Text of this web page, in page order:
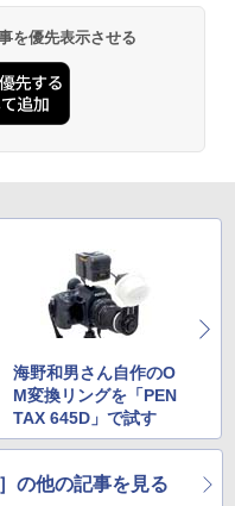
を優先表示させる
海野和男さん自作のO
M変換リングを「PEN
TAX 645D」で試す
の他の記事を見る